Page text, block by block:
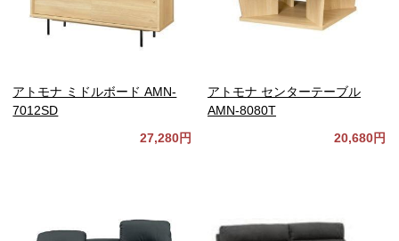
アトモナ ミドルボード AMN-
7012SD
27,280円
アトモナ センターテーブル
AMN-8080T
20,680円